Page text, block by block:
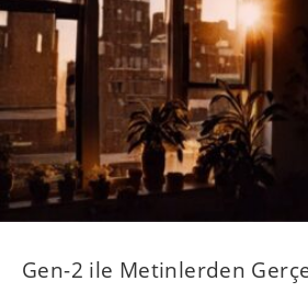
Gen-2 ile Metinlerden